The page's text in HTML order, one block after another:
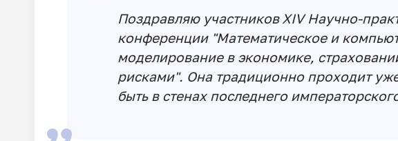
Поздравляю участников XIV Научно-
конференции "Математическое и
моделирование в экономике,
рисками". Она традиционно проходит
быть в стенах последнего